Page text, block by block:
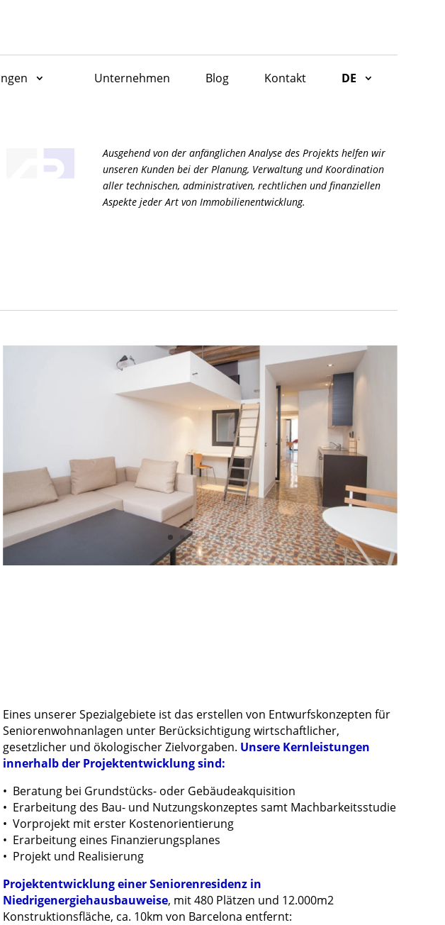
Unternehmen Blog Kontakt DE
Ausgehend von der anfänglichen Analyse des Projekts helfen wir
unseren Kunden bei der Planung, Verwaltung und Koordination
aller technischen, administrativen, rechtlichen und finanziellen
Aspekte jeder Art von Immobilienentwicklung.
Eines unserer Spezialgebiete ist das erstellen von Entwurfskonzepten für
Seniorenwohnanlagen unter Berücksichtigung wirtschaftlicher,
gesetzlicher und ökologischer Zielvorgaben. Unsere Kernleistungen
innerhalb der Projektentwicklung sind:
• Beratung bei Grundstücks- oder Gebäudeakquisition
• Erarbeitung des Bau- und Nutzungskonzeptes samt Machbarkeitsstudie
• Vorprojekt mit erster Kostenorientierung
• Erarbeitung eines Finanzierungsplanes
• Projekt und Realisierung
Projektentwicklung einer Seniorenresidenz in
Niedrigenergiehausbauweise, mit 480 Plätzen und 12.000m2
Konstruktionsfläche, ca. 10km von Barcelona entfernt: